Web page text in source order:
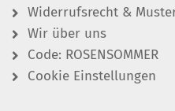
Widerrufsrecht &
Wir über uns
Code: ROSENSOMMER
Cookie Einstellungen